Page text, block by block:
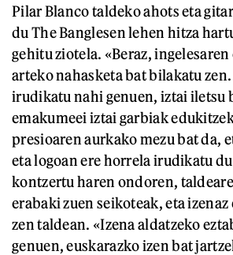
Pilar Blanco taldeko ahots eta
du The Banglesen lehen hitza
gehitu ziotela. «Beraz, ingelesaren
arteko nahasketa bat bilakatu
irudikatu nahi genuen, iztai iletsu
emakumeei iztai garbiak
presioaren aurkako mezu bat da,
eta logoan ere horrela irudikatu
kontzertu haren ondoren,
erabaki zuen seikoteak, eta
zen taldean. «Izena aldatzeko
genuen, euskarazko izen bat